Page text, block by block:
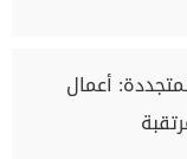
أعمال